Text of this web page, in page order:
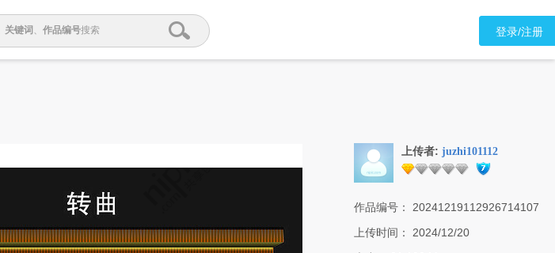
关键词 、 作品编号搜索 登录/注册
上传者: juzhi101112
作品编号：
20241219112926714107
上传时间：
2024/12/20